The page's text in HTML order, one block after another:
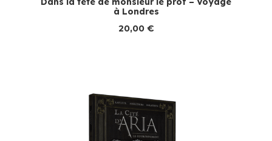
à Londres
20,00 €